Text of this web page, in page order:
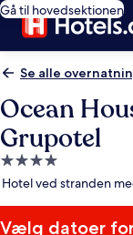
Gå til hovedsektionen
Se alle
Ocean
Grupotel
4.0-
stjernet
Hotel ved stranden
Vælg datoer